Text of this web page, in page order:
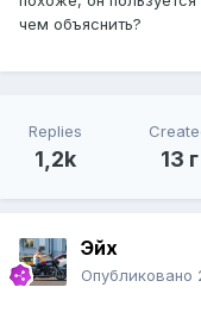
чем объяснить?
Replies
1,2k 13 г
Эйх
Опубликовано